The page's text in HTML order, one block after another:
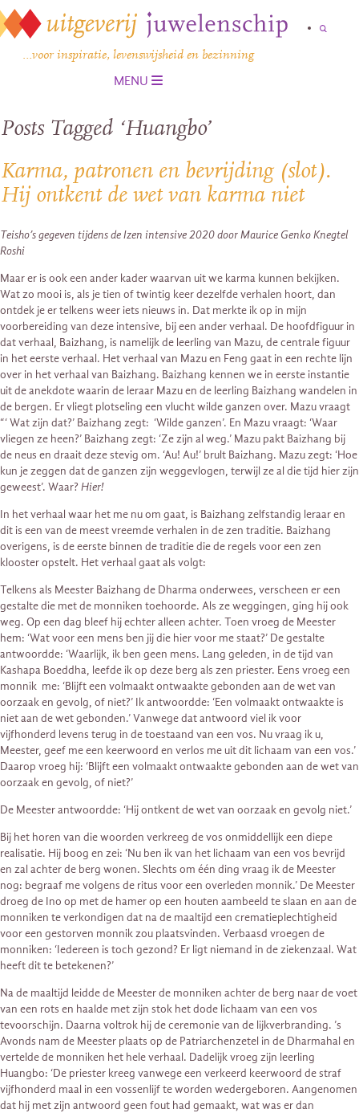
…voor inspiratie, levenswijsheid en bezinning
MENU
Posts Tagged ‘Huangbo’
Karma, patronen en bevrijding (slot).
Hij ontkent de wet van karma niet
Teisho’s gegeven tijdens de Izen intensive 2020 door Maurice Genko Knegtel
Roshi
Maar er is ook een ander kader waarvan uit we karma kunnen bekijken.
Wat zo mooi is, als je tien of twintig keer dezelfde verhalen hoort, dan
ontdek je er telkens weer iets nieuws in. Dat merkte ik op in mijn
voorbereiding van deze intensive, bij een ander verhaal. De hoofdfiguur in
dat verhaal, Baizhang, is namelijk de leerling van Mazu, de centrale figuur
in het eerste verhaal. Het verhaal van Mazu en Feng gaat in een rechte lijn
over in het verhaal van Baizhang. Baizhang kennen we in eerste instantie
uit de anekdote waarin de leraar Mazu en de leerling Baizhang wandelen in
de bergen. Er vliegt plotseling een vlucht wilde ganzen over. Mazu vraagt
“‘ Wat zijn dat?’ Baizhang zegt: ‘Wilde ganzen’. En Mazu vraagt: ‘Waar
vliegen ze heen?’ Baizhang zegt: ‘Ze zijn al weg.’ Mazu pakt Baizhang bij
de neus en draait deze stevig om. ‘Au! Au!’ brult Baizhang. Mazu zegt: ‘Hoe
kun je zeggen dat de ganzen zijn weggevlogen, terwijl ze al die tijd hier zijn
geweest’. Waar? Hier!
In het verhaal waar het me nu om gaat, is Baizhang zelfstandig leraar en
dit is een van de meest vreemde verhalen in de zen traditie. Baizhang
overigens, is de eerste binnen de traditie die de regels voor een zen
klooster opstelt. Het verhaal gaat als volgt:
Telkens als Meester Baizhang de Dharma onderwees, verscheen er een
gestalte die met de monniken toehoorde. Als ze weggingen, ging hij ook
weg. Op een dag bleef hij echter alleen achter. Toen vroeg de Meester
hem: ‘Wat voor een mens ben jij die hier voor me staat?’ De gestalte
antwoordde: ‘Waarlijk, ik ben geen mens. Lang geleden, in de tijd van
Kashapa Boeddha, leefde ik op deze berg als zen priester. Eens vroeg een
monnik me: ‘Blijft een volmaakt ontwaakte gebonden aan de wet van
oorzaak en gevolg, of niet?’ Ik antwoordde: ‘Een volmaakt ontwaakte is
niet aan de wet gebonden.’ Vanwege dat antwoord viel ik voor
vijfhonderd levens terug in de toestaand van een vos. Nu vraag ik u,
Meester, geef me een keerwoord en verlos me uit dit lichaam van een vos.’
Daarop vroeg hij: ‘Blijft een volmaakt ontwaakte gebonden aan de wet van
oorzaak en gevolg, of niet?’
De Meester antwoordde: ‘Hij ontkent de wet van oorzaak en gevolg niet.’
Bij het horen van die woorden verkreeg de vos onmiddellijk een diepe
realisatie. Hij boog en zei: ‘Nu ben ik van het lichaam van een vos bevrijd
en zal achter de berg wonen. Slechts om één ding vraag ik de Meester
nog: begraaf me volgens de ritus voor een overleden monnik.’ De Meester
droeg de Ino op met de hamer op een houten aambeeld te slaan en aan de
monniken te verkondigen dat na de maaltijd een crematieplechtigheid
voor een gestorven monnik zou plaatsvinden. Verbaasd vroegen de
monniken: ‘Iedereen is toch gezond? Er ligt niemand in de ziekenzaal. Wat
heeft dit te betekenen?’
Na de maaltijd leidde de Meester de monniken achter de berg naar de voet
van een rots en haalde met zijn stok het dode lichaam van een vos
tevoorschijn. Daarna voltrok hij de ceremonie van de lijkverbranding. ’s
Avonds nam de Meester plaats op de Patriarchenzetel in de Dharmahal en
vertelde de monniken het hele verhaal. Dadelijk vroeg zijn leerling
Huangbo: ‘De priester kreeg vanwege een verkeerd keerwoord de straf
vijfhonderd maal in een vossenlijf te worden wedergeboren. Aangenomen
dat hij met zijn antwoord geen fout had gemaakt, wat was er dan